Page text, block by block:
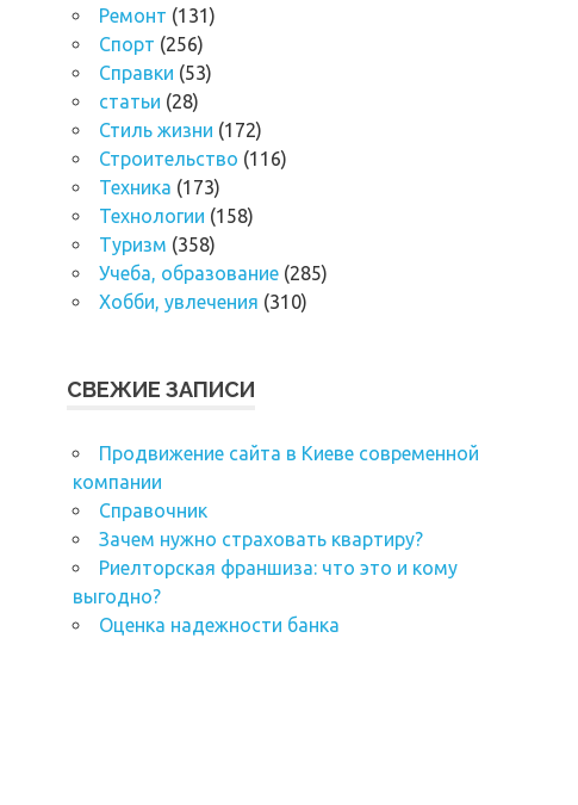
Ремонт (131)
Спорт (256)
Справки (53)
статьи (28)
Стиль жизни (172)
Строительство (116)
Техника (173)
Технологии (158)
Туризм (358)
Учеба, образование (285)
Хобби, увлечения (310)
СВЕЖИЕ ЗАПИСИ
Продвижение сайта в Киеве современной
компании
Справочник
Зачем нужно страховать квартиру?
Риелторская франшиза: что это и кому
выгодно?
Оценка надежности банка